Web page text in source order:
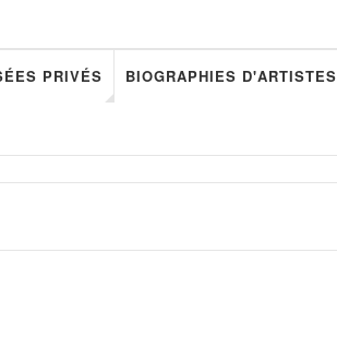
PRIVÉS BIOGRAPHIES D'ARTISTES